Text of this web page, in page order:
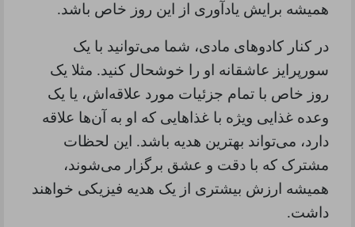
همیشه برایش یادآوری از این روز خاص باشد.
در کنار کادوهای مادی، شما می‌توانید با یک
سورپرایز عاشقانه او را خوشحال کنید. مثلا یک
روز خاص با تمام جزئیات مورد علاقه‌اش، یا یک
وعده غذایی ویژه با غذاهایی که او به آن‌ها علاقه
دارد، می‌تواند بهترین هدیه باشد. این لحظات
مشترک که با دقت و عشق برگزار می‌شوند،
همیشه ارزش بیشتری از یک هدیه فیزیکی خواهند
داشت.